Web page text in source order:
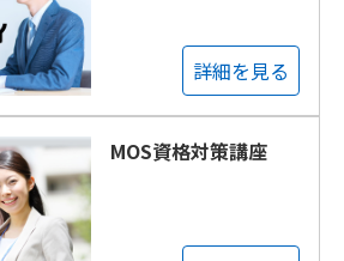
詳細を見る
MOS資格対策講座